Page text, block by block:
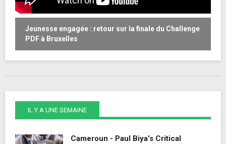
Jeunesse engagée : retour sur la finale du Challenge
PDF à Bruxelles
IL Y A UNE SEMAINE
Cameroun - Paul Biya’s Critical